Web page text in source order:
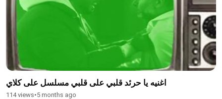
اغنيه يا حرئد قلبي على قلبي مسلسل على كلاي
114 views•5 months ago